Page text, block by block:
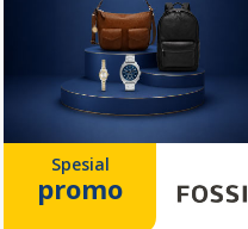
Spesial
promo